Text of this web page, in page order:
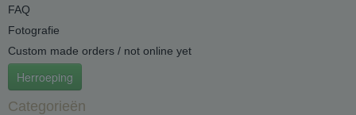
FAQ
Fotografie
Custom made orders / not online yet
Herroeping
Categorieën